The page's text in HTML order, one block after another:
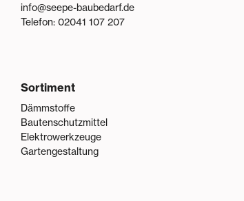
info@seepe-baubedarf.de
Telefon: 02041 107 207
Sortiment
Dämmstoffe
Bautenschutzmittel
Elektrowerkzeuge
Gartengestaltung